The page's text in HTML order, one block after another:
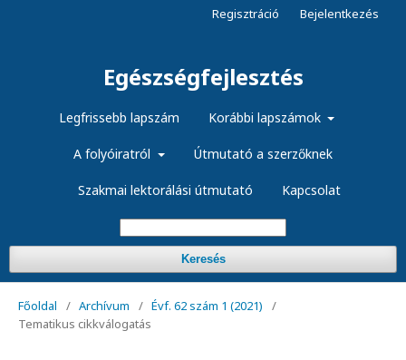
Egészségfejlesztés
Legfrissebb lapszám Korábbi lapszámok
A folyóiratról Útmutató a szerzőknek
Szakmai lektorálási útmutató Kapcsolat
Keresés
Regisztráció Bejelentkezés
Főoldal / Archívum / Évf. 62 szám 1 (2021)
/
Tematikus cikkválogatás